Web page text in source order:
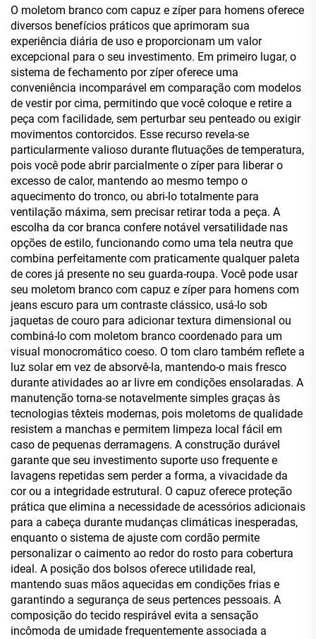
Personalização, com
Gramatura de 500 g/m²
Qualidade para Homens
O moletom branco com capuz e zíper para homens oferece
diversos benefícios práticos que aprimoram sua
experiência diária de uso e proporcionam um valor
excepcional para o seu investimento. Em primeiro lugar, o
sistema de fechamento por zíper oferece uma
conveniência incomparável em comparação com modelos
de vestir por cima, permitindo que você coloque e retire a
peça com facilidade, sem perturbar seu penteado ou exigir
movimentos contorcidos. Esse recurso revela-se
particularmente valioso durante flutuações de temperatura,
pois você pode abrir parcialmente o zíper para liberar o
excesso de calor, mantendo ao mesmo tempo o
aquecimento do tronco, ou abri-lo totalmente para
ventilação máxima, sem precisar retirar toda a peça. A
escolha da cor branca confere notável versatilidade nas
opções de estilo, funcionando como uma tela neutra que
combina perfeitamente com praticamente qualquer paleta
de cores já presente no seu guarda-roupa. Você pode usar
seu moletom branco com capuz e zíper para homens com
jeans escuro para um contraste clássico, usá-lo sob
jaquetas de couro para adicionar textura dimensional ou
combiná-lo com moletom branco coordenado para um
visual monocromático coeso. O tom claro também reflete a
luz solar em vez de absorvê-la, mantendo-o mais fresco
durante atividades ao ar livre em condições ensolaradas. A
manutenção torna-se notavelmente simples graças às
tecnologias têxteis modernas, pois moletoms de qualidade
resistem a manchas e permitem limpeza local fácil em
caso de pequenas derramagens. A construção durável
garante que seu investimento suporte uso frequente e
lavagens repetidas sem perder a forma, a vivacidade da
cor ou a integridade estrutural. O capuz oferece proteção
prática que elimina a necessidade de acessórios adicionais
para a cabeça durante mudanças climáticas inesperadas,
enquanto o sistema de ajuste com cordão permite
personalizar o caimento ao redor do rosto para cobertura
ideal. A posição dos bolsos oferece utilidade real,
mantendo suas mãos aquecidas em condições frias e
garantindo a segurança de seus pertences pessoais. A
composição do tecido respirável evita a sensação
incômoda de umidade frequentemente associada a